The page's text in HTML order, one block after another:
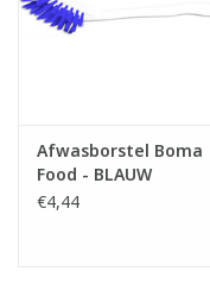
Afwasborstel Boma
Food - BLAUW
€4,44